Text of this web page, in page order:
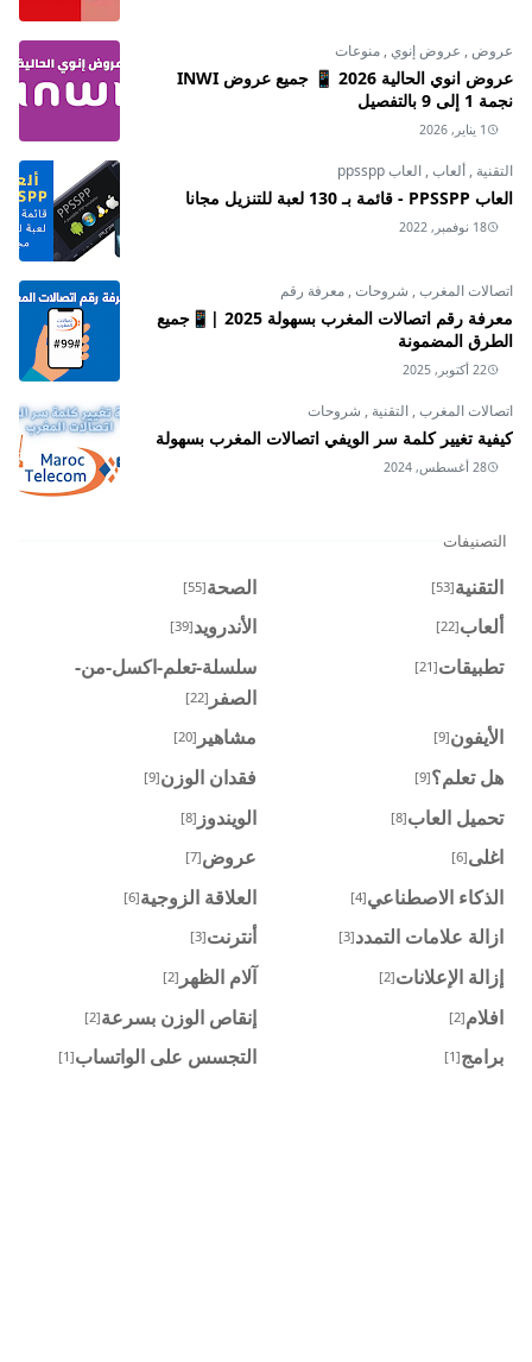
عروض , عروض إنوي, منوعات
عروض انوي الحالية 2026 📱 جميع عروض INWI
نجمة 1 إلى 9 بالتفصيل
1 يناير, 2026
التقنية , ألعاب, العاب ppsspp
العاب PPSSPP - قائمة بـ 130 لعبة للتنزيل مجانا
18 نوفمبر, 2022
اتصالات المغرب, شروحات, معرفة رقم
معرفة رقم اتصالات المغرب بسهولة 2025 |📱جميع
الطرق المضمونة
22 أكتوبر, 2025
اتصالات المغرب, التقنية , شروحات
كيفية تغيير كلمة سر الويفي اتصالات المغرب بسهولة
28 أغسطس, 2024
التصنيفات
الصحة[55] التقنية[53]
الأندرويد[39] ألعاب[22]
سلسلة-تعلم-اكسل-من-
الصفر [22]
تطبيقات[21]
مشاهير [20] الأيفون[9]
فقدان الوزن[9] هل تعلم؟[9]
الويندوز [8] تحميل العاب[8]
عروض[7] اغلى[6]
العلاقة الزوجية[6] الذكاء الاصطناعي[4]
أنترنت[3] ازالة علامات التمدد[3]
آلام الظهر [2] إزالة الإعلانات[2]
إنقاص الوزن بسرعة[2] افلام[2]
التجسس على الواتساب[1] برامج[1]